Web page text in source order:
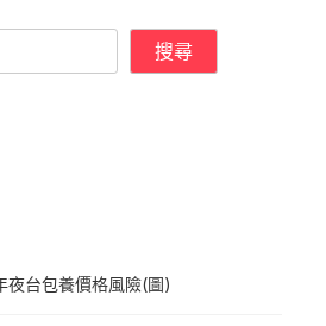
搜尋
夜台包養價格風險(圖)